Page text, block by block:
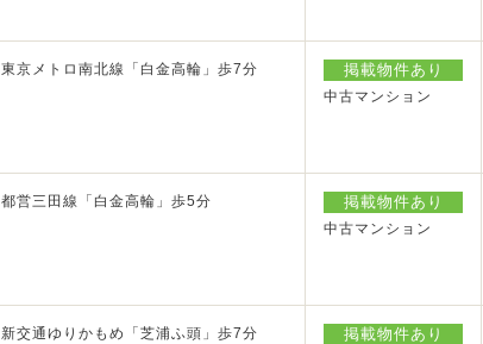
東京メトロ南北線「白金高輪」歩7分 掲載物件あり
中古マンション
都営三田線「白金高輪」歩5分 掲載物件あり
中古マンション
新交通ゆりかもめ「芝浦ふ頭」歩7分 掲載物件あり